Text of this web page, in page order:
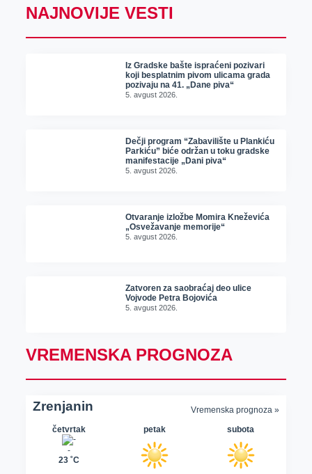
NAJNOVIJE VESTI
Iz Gradske bašte ispraćeni pozivari
koji besplatnim pivom ulicama grada
pozivaju na 41. „Dane piva“
5. avgust 2026.
Dečji program “Zabavilište u Plankiću
Parkiću” biće održan u toku gradske
manifestacije „Dani piva“
5. avgust 2026.
Otvaranje izložbe Momira Kneževića
„Osvežavanje memorije“
5. avgust 2026.
Zatvoren za saobraćaj deo ulice
Vojvode Petra Bojovića
5. avgust 2026.
VREMENSKA PROGNOZA